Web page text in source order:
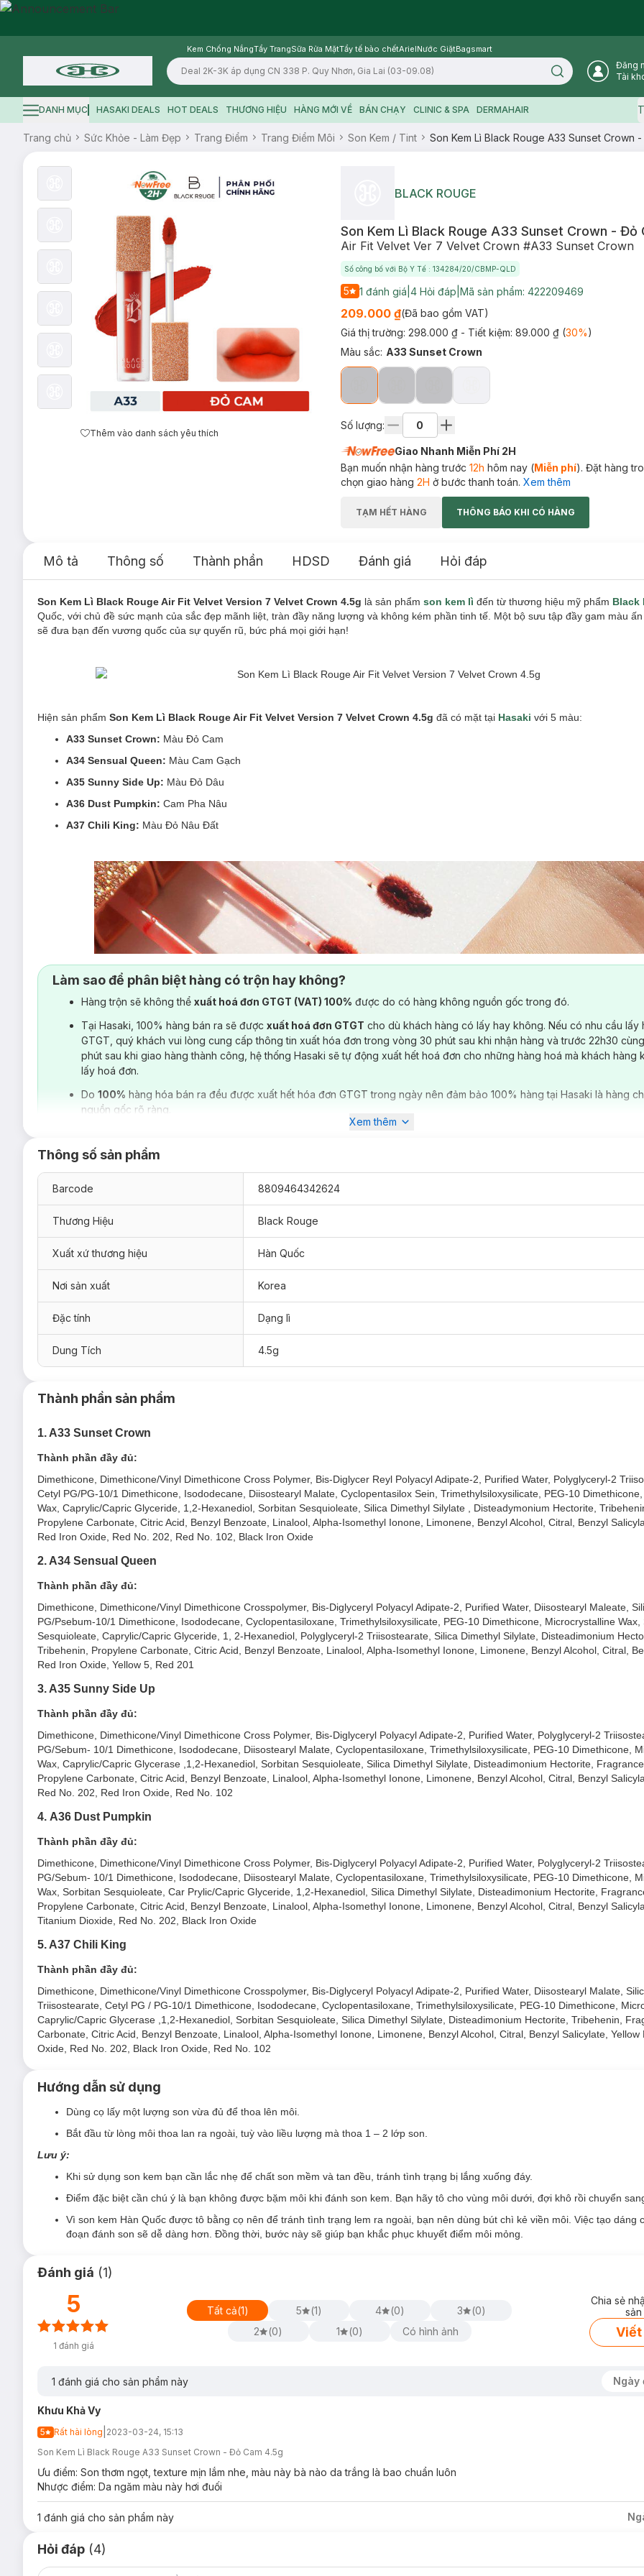
Kem Chống NắngTẩy TrangSữa Rửa MặtTẩy tế bào chếtArielNước GiặtBagsmart
Logo
Search icon
Đăng
Tài
Hamburger icon
DANH MỤC HASAKI DEALS HOT DEALS THƯƠNG HIỆU HÀNG MỚI VỀ BÁN CHẠY CLINIC & SPA DERMAHAIR
Trang chủ Sức Khỏe - Làm Đẹp Trang Điểm Trang Điểm Môi Son Kem / Tint Son Kem Lì Black Rouge A33 Sunset Crown
Thêm vào danh sách yêu thích
BLACK ROUGE
Son Kem Lì Black Rouge A33 Sunset Crown - Đỏ
Air Fit Velvet Ver 7 Velvet Crown #A33 Sunset Crown
Số công bố với Bộ Y Tế : 134284/20/CBMP-QLD
5 1 đánh giá 4Hỏi đáp Mã sản phẩm: 422209469
209.000 ₫(Đã bao gồm VAT)
Giá thị trường: 298.000 ₫ - Tiết kiệm: 89.000 ₫(30%)
Màu sắc: A33 Sunset Crown
Số lượng:
Giao Nhanh Miễn Phí 2H
Bạn muốn nhận hàng trước 12h hôm nay (Miễn phí). Đặt hàng
chọn giao hàng 2H ở bước thanh toán. Xem thêm
TẠM HẾT HÀNG THÔNG BÁO KHI CÓ HÀNG
Mô tả Thông số Thành phần HDSD Đánh giá Hỏi đáp
Son Kem Lì Black Rouge Air Fit Velvet Version 7 Velvet Crown 4.5g là sản phẩm son kem lì đến từ thương hiệu mỹ phẩm Black
Quốc, với chủ đề sức mạnh của sắc đẹp mãnh liệt, tràn đầy năng lượng và không kém phần tinh tế. Một bộ sưu tập đầy gam màu
sẽ đưa bạn đến vương quốc của sự quyến rũ, bức phá mọi giới hạn!
Hiện sản phẩm Son Kem Lì Black Rouge Air Fit Velvet Version 7 Velvet Crown 4.5g đã có mặt tại Hasaki với 5 màu:
A33 Sunset Crown: Màu Đỏ Cam
A34 Sensual Queen: Màu Cam Gạch
A35 Sunny Side Up: Màu Đỏ Dâu
A36 Dust Pumpkin: Cam Pha Nâu
A37 Chili King: Màu Đỏ Nâu Đất
Ưu thế nổi bật của Son Kem Lì Black Rouge Air Fit Velvet Version 7 Velvet Crown:
Thiết kế:
Vẫn là packaging đặc trưng của Air Fit Velvet Tint, thân son vuông, nhám lì chắc tay, bạn vẫn có thể thấy màu son bên trong.
Velvet Crown có nắp son màu Gold Pearl lấp lánh với khớp vặn chặt, giúp bạn bảo vệ son tốt hơn.
Kết cấu velvet mịn màng, lên màu chuẩn, nhẹ môi, tạo hiệu ứng semi-matte.
Đầu cọ mềm mại giúp tô son dễ dàng và lưu màu đều trên môi.
Thành phần:
Chứa vitamin E, C, bơ shea, tinh dầu hạnh nhân, tinh dầu tầm xuân, chiết xuất đào, lựu và phức hợp collagen không làm lộ vân
Ceramide NPE cấp ẩm và giúp môi mịn màng.
Hợp chất gel ẩm (Moisture Gel compounds) giúp tăng cảm giác che phủ mềm mại trên đôi môi.
Mùi hương:
Hương thơm Black Cherry dịu nhẹ.
Hướng dẫn bảo quản Son Kem Lì Black Rouge Air Fit Velvet Version 7 Velvet Crown:
Nơi khô ráo thoáng mát.
Tránh ánh nắng trực tiếp, nơi có nhiệt độ cao hoặc ẩm ướt.
Đậy nắp kín sau khi sử dụng.
Lưu ý:
Ngày sản xuất:Xem chi tiết trên bao bì.
Hạn sử dụng:03 năm kể từ ngày sản xuất.
Lưu ý: Tác dụng có thể khác nhau tuỳ cơ địa của người dùng
Làm sao để phân biệt hàng có trộn hay không?
Hàng trộn sẽ không thể xuất hoá đơn GTGT (VAT) 100% được do có hàng không nguồn gốc trong đó.
Tại Hasaki, 100% hàng bán ra sẽ được xuất hoá đơn GTGT cho dù khách hàng có lấy hay không. Nếu có nhu cầu lấy
GTGT, quý khách vui lòng cung cấp thông tin xuất hóa đơn trong vòng 30 phút sau khi nhận hàng và trước 22h30
phút sau khi giao hàng thành công, hệ thống Hasaki sẽ tự động xuất hết hoá đơn cho những hàng hoá mà khách hàng
lấy hoá đơn.
Do 100% hàng hóa bán ra đều được xuất hết hóa đơn GTGT trong ngày nên đảm bảo 100% hàng tại Hasaki là hàng
nguồn gốc rõ ràng.
Xem thêm
Thông số sản phẩm
Barcode 8809464342624
Thương Hiệu Black Rouge
Xuất xứ thương hiệu Hàn Quốc
Nơi sản xuất Korea
Đặc tính Dạng lì
Dung Tích 4.5g
Thành phần sản phẩm
1. A33 Sunset Crown
Thành phần đầy đủ:
Dimethicone, Dimethicone/Vinyl Dimethicone Cross Polymer, Bis-Diglycer Reyl Polyacyl Adipate-2, Purified Water, Polyglyceryl-2
Cetyl PG/PG-10/1 Dimethicone, Isododecane, Diisostearyl Malate, Cyclopentasilox Sein, Trimethylsiloxysilicate, PEG-10
Wax, Caprylic/Capric Glyceride, 1,2-Hexanediol, Sorbitan Sesquioleate, Silica Dimethyl Silylate , Disteadymonium Hectorite,
Propylene Carbonate, Citric Acid, Benzyl Benzoate, Linalool, Alpha-Isomethyl Ionone, Limonene, Benzyl Alcohol, Citral, Benzyl
Red Iron Oxide, Red No. 202, Red No. 102, Black Iron Oxide
2. A34 Sensual Queen
Thành phần đầy đủ:
Dimethicone, Dimethicone/Vinyl Dimethicone Crosspolymer, Bis-Diglyceryl Polyacyl Adipate-2, Purified Water, Diisostearyl Maleate,
PG/Psebum-10/1 Dimethicone, Isododecane, Cyclopentasiloxane, Trimethylsiloxysilicate, PEG-10 Dimethicone, Microcrystalline Wax,
Sesquioleate, Caprylic/Capric Glyceride, 1, 2-Hexanediol, Polyglyceryl-2 Triisostearate, Silica Dimethyl Silylate, Disteadimonium
Tribehenin, Propylene Carbonate, Citric Acid, Benzyl Benzoate, Linalool, Alpha-Isomethyl Ionone, Limonene, Benzyl Alcohol, Citral,
Red Iron Oxide, Yellow 5, Red 201
3. A35 Sunny Side Up
Thành phần đầy đủ:
Dimethicone, Dimethicone/Vinyl Dimethicone Cross Polymer, Bis-Diglyceryl Polyacyl Adipate-2, Purified Water, Polyglyceryl-2
PG/Sebum- 10/1 Dimethicone, Isododecane, Diisostearyl Malate, Cyclopentasiloxane, Trimethylsiloxysilicate, PEG-10 Dimethicone,
Wax, Caprylic/Capric Glycerase ,1,2-Hexanediol, Sorbitan Sesquioleate, Silica Dimethyl Silylate, Disteadimonium Hectorite,
Propylene Carbonate, Citric Acid, Benzyl Benzoate, Linalool, Alpha-Isomethyl Ionone, Limonene, Benzyl Alcohol, Citral, Benzyl
Red No. 202, Red Iron Oxide, Red No. 102
4. A36 Dust Pumpkin
Thành phần đầy đủ:
Dimethicone, Dimethicone/Vinyl Dimethicone Cross Polymer, Bis-Diglyceryl Polyacyl Adipate-2, Purified Water, Polyglyceryl-2
PG/Sebum- 10/1 Dimethicone, Isododecane, Diisostearyl Malate, Cyclopentasiloxane, Trimethylsiloxysilicate, PEG-10 Dimethicone,
Wax, Sorbitan Sesquioleate, Car Prylic/Capric Glyceride, 1,2-Hexanediol, Silica Dimethyl Silylate, Disteadimonium Hectorite,
Propylene Carbonate, Citric Acid, Benzyl Benzoate, Linalool, Alpha-Isomethyl Ionone, Limonene, Benzyl Alcohol, Citral, Benzyl
Titanium Dioxide, Red No. 202, Black Iron Oxide
5. A37 Chili King
Thành phần đầy đủ:
Dimethicone, Dimethicone/Vinyl Dimethicone Crosspolymer, Bis-Diglyceryl Polyacyl Adipate-2, Purified Water, Diisostearyl Malate,
Triisostearate, Cetyl PG / PG-10/1 Dimethicone, Isododecane, Cyclopentasiloxane, Trimethylsiloxysilicate, PEG-10 Dimethicone,
Caprylic/Capric Glycerase ,1,2-Hexanediol, Sorbitan Sesquioleate, Silica Dimethyl Silylate, Disteadimonium Hectorite, Tribehenin,
Carbonate, Citric Acid, Benzyl Benzoate, Linalool, Alpha-Isomethyl Ionone, Limonene, Benzyl Alcohol, Citral, Benzyl Salicylate, Yellow
Oxide, Red No. 202, Black Iron Oxide, Red No. 102
Hướng dẫn sử dụng
Dùng cọ lấy một lượng son vừa đủ để thoa lên môi.
Bắt đầu từ lòng môi thoa lan ra ngoài, tuỳ vào liều lượng mà thoa 1 – 2 lớp son.
Lưu ý:
Khi sử dụng son kem bạn cần lắc nhẹ để chất son mềm và tan đều, tránh tình trạng bị lắng xuống đáy.
Điểm đặc biệt cần chú ý là bạn không được bặm môi khi đánh son kem. Bạn hãy tô cho vùng môi dưới, đợi khô rồi chuyển
Vì son kem Hàn Quốc được tô bằng cọ nên để tránh tình trạng lem ra ngoài, bạn nên dùng bút chì kẻ viền môi. Việc tạo dáng
đoạn đánh son sẽ dễ dàng hơn. Đồng thời, bước này sẽ giúp bạn khắc phục khuyết điểm môi mỏng.
Đánh giá (1)
5
1 đánh giá
Tất cả(1) 5 (1) 4 (0) 3 (0)
2
(0) 1 (0) Có hình ảnh
Chia sẻ
Viết
1 đánh giá cho sản phẩm này Ngày
Khưu Khả Vy
5 Rất hài lòng 2023-03-24, 15:13
Son Kem Lì Black Rouge A33 Sunset Crown - Đỏ Cam 4.5g
Ưu điểm: Son thơm ngọt, texture mịn lắm nhe, màu này bà nào da trắng là bao chuẩn luôn
Nhược điểm: Da ngăm màu này hơi đuối
1 đánh giá cho sản phẩm này
Hỏi đáp (4)